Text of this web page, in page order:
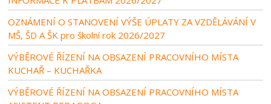
OZNÁMENÍ O STANOVENÍ VÝŠE ÚPLATY ZA VZDĚLÁVÁNÍ V
MŠ, ŠD A ŠK pro školní rok 2026/2027
VÝBĚROVÉ ŘÍZENÍ NA OBSAZENÍ PRACOVNÍHO MÍSTA
KUCHAŘ – KUCHAŘKA
VÝBĚROVÉ ŘÍZENÍ NA OBSAZENÍ PRACOVNÍHO MÍSTA